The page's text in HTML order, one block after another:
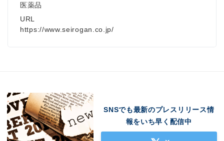
医薬品
URL
https://www.seirogan.co.jp/
SNSでも最新のプレスリリース情
報をいち早く配信中